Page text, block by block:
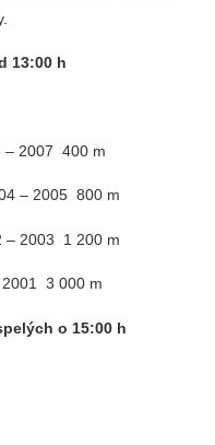
13:00 h
– 2007 400 m
– 2005 800 m
– 2003 1 200 m
2001 3 000 m
o 15:00 h